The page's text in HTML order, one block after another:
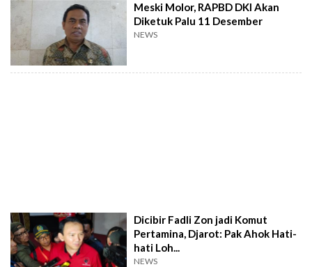
Meski Molor, RAPBD DKI Akan
Diketuk Palu 11 Desember
NEWS
Dicibir Fadli Zon jadi Komut
Pertamina, Djarot: Pak Ahok Hati-
hati Loh...
NEWS